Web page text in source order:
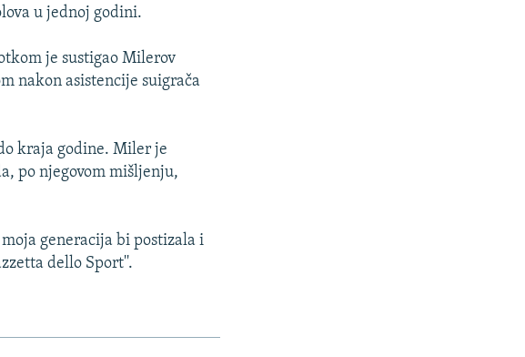
u jednoj godini.
je sustigao Milerov
nakon asistencije suigrača
kraja godine. Miler je
po njegovom mišljenju,
generacija bi postizala i
dello Sport''.